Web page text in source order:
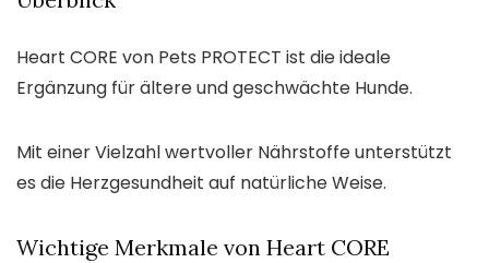
Heart CORE von Pets PROTECT ist die ideale
Ergänzung für ältere und geschwächte Hunde.
Mit einer Vielzahl wertvoller Nährstoffe unterstützt
es die Herzgesundheit auf natürliche Weise.
Wichtige Merkmale von Heart CORE